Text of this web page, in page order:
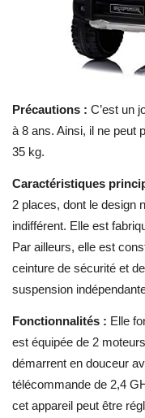
Précautions : C’est un
à 8 ans. Ainsi, il ne peut
35 kg.
Caractéristiques
2 places, dont le design
indifférent. Elle est
Par ailleurs, elle est
ceinture de sécurité et
suspension
Fonctionnalités : Elle
est équipée de 2
démarrent en douceur
télécommande de 2,4
cet appareil peut être